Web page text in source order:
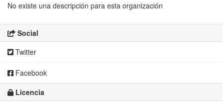
No existe una descripción para esta organización
Social
Twitter
Facebook
Licencia